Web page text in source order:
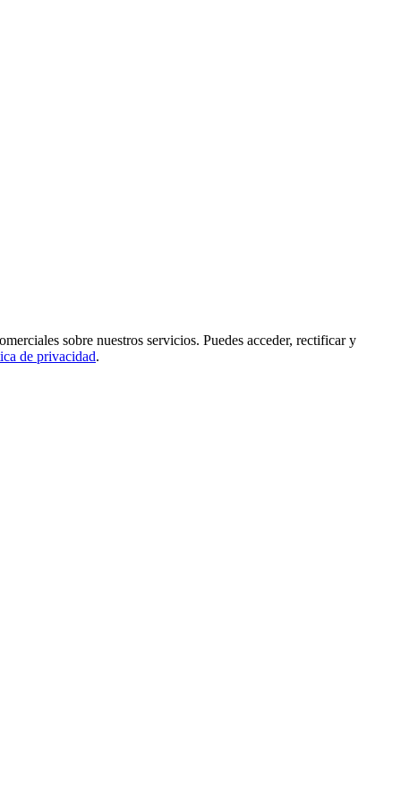
sobre nuestros servicios. Puedes acceder, rectificar y
de privacidad.